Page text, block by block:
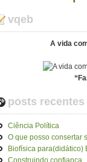
vqeb
A vida
posts recentes
Ciência Política
O que posso consertar
Biofísica para(didático)
Construindo confiança